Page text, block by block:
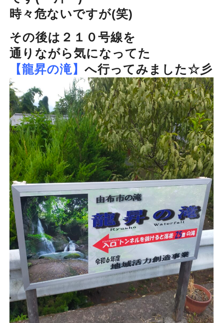
時々危ないですが(笑)
その後は２１０号線を
通りながら気になってた
【龍昇の滝】 へ行ってみました☆彡